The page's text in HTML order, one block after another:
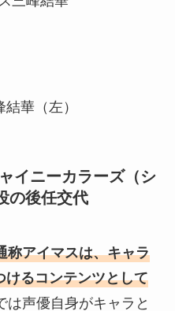
華（左）
イニーカラーズ（シ
の後任交代
称アイマスは、キャラ
けるコンテンツとして
は声優自身がキャラと